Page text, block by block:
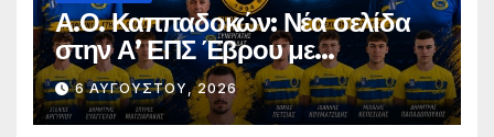
Α.Ο. Καππαδοκών: Νέα σελίδα
στην Α’ ΕΠΣ Έβρου με
φιλοδοξίες, σταθερότητα και
επένδυση στη νέα γενιά
6 ΑΥΓΟΎΣΤΟΥ, 2026